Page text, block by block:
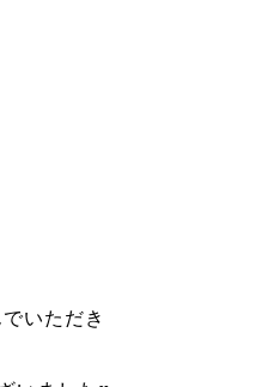
いただき